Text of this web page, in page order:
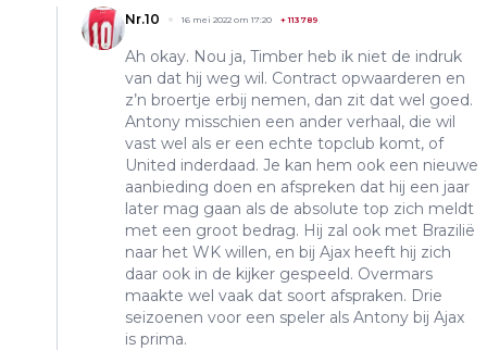
Nr.10 16 mei 2022 om 17:20 +113789
Ah okay. Nou ja, Timber heb ik niet de indruk
van dat hij weg wil. Contract opwaarderen en
z’n broertje erbij nemen, dan zit dat wel goed.
Antony misschien een ander verhaal, die wil
vast wel als er een echte topclub komt, of
United inderdaad. Je kan hem ook een nieuwe
aanbieding doen en afspreken dat hij een jaar
later mag gaan als de absolute top zich meldt
met een groot bedrag. Hij zal ook met Brazilië
naar het WK willen, en bij Ajax heeft hij zich
daar ook in de kijker gespeeld. Overmars
maakte wel vaak dat soort afspraken. Drie
seizoenen voor een speler als Antony bij Ajax
is prima.